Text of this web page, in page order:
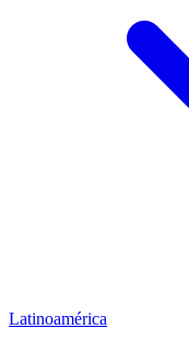
Latinoamérica